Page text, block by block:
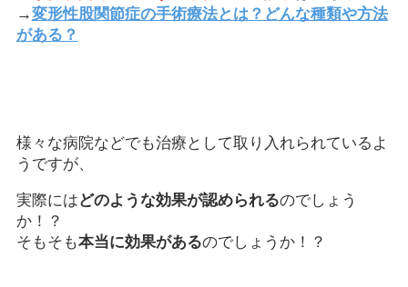
→変形性股関節症の手術療法とは？どんな種類や方法
がある？
様々な病院などでも治療として取り入れられているよ
うですが、
実際にはどのような効果が認められるのでしょう
か！？
そもそも本当に効果があるのでしょうか！？